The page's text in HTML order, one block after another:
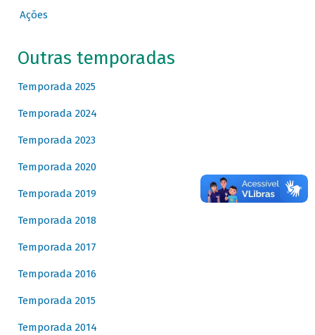
Ações
Outras temporadas
Temporada 2025
Temporada 2024
Temporada 2023
Temporada 2020
Temporada 2019
Temporada 2018
Temporada 2017
Temporada 2016
Temporada 2015
Temporada 2014